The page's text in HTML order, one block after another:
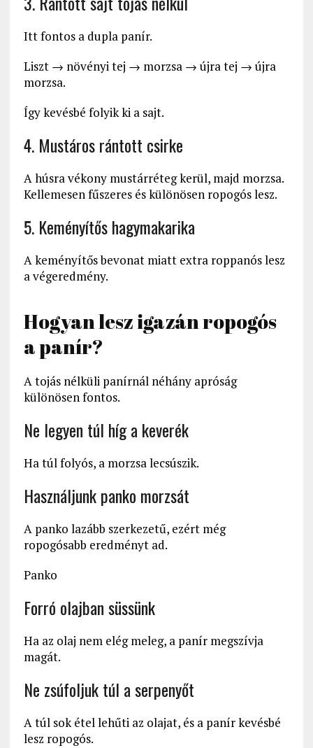
Itt fontos a dupla panír.
Liszt → növényi tej → morzsa → újra tej → újra
morzsa.
Így kevésbé folyik ki a sajt.
4. Mustáros rántott csirke
A húsra vékony mustárréteg kerül, majd morzsa.
Kellemesen fűszeres és különösen ropogós lesz.
5. Keményítős hagymakarika
A keményítős bevonat miatt extra roppanós lesz
a végeredmény.
Hogyan lesz igazán ropogós
a panír?
A tojás nélküli panírnál néhány apróság
különösen fontos.
Ne legyen túl híg a keverék
Ha túl folyós, a morzsa lecsúszik.
Használjunk panko morzsát
A panko lazább szerkezetű, ezért még
ropogósabb eredményt ad.
Panko
Forró olajban süssünk
Ha az olaj nem elég meleg, a panír megszívja
magát.
Ne zsúfoljuk túl a serpenyőt
A túl sok étel lehűti az olajat, és a panír kevésbé
lesz ropogós.